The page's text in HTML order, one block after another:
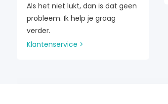
Als het niet lukt, dan is dat geen
probleem. Ik help je graag
verder.
Klantenservice >